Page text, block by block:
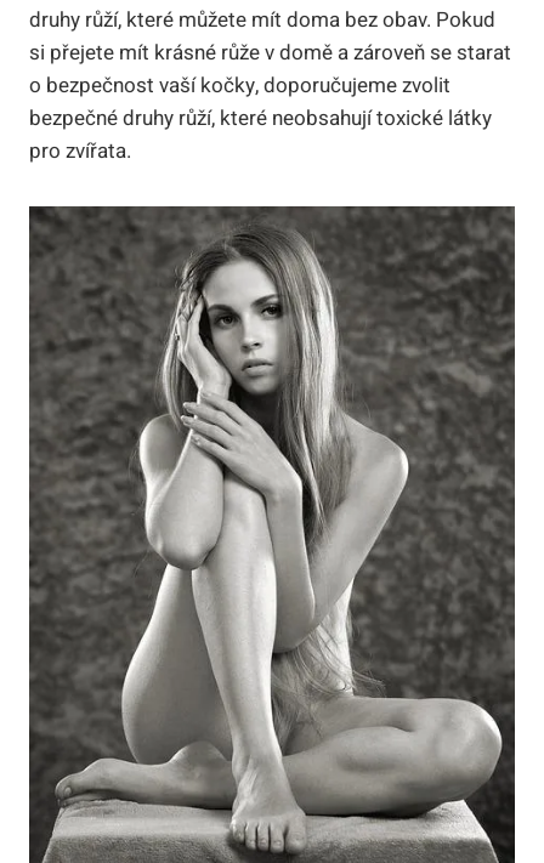
druhy růží, které můžete mít doma bez obav. Pokud
si přejete mít krásné růže v domě a zároveň se starat
o bezpečnost vaší kočky, doporučujeme zvolit
bezpečné druhy růží, které neobsahují toxické látky
pro zvířata.